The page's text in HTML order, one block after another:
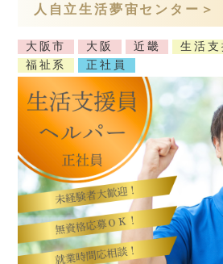
人自立生活夢宙センター＞
大阪市 大阪 近畿
生活支
福祉系
正社員